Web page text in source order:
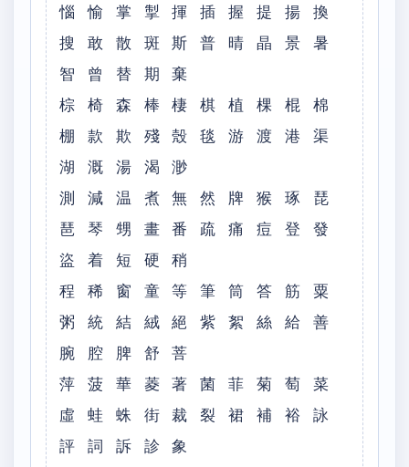
惱 愉 掌 掣 揮 插 握 提 揚 換
搜 敢 散 斑 斯 普 晴 晶 景 暑
智 曾 替 期 棄
棕 椅 森 棒 棲 棋 植 棵 棍 棉
棚 款 欺 殘 殼 毯 游 渡 港 渠
湖 溉 湯 渴 渺
測 減 温 煮 無 然 牌 猴 琢 琵
琶 琴 甥 畫 番 疏 痛 痘 登 發
盜 着 短 硬 稍
程 稀 窗 童 等 筆 筒 答 筋 粟
粥 統 結 絨 絕 紫 絮 絲 給 善
腕 腔 脾 舒 菩
萍 菠 華 菱 著 菌 菲 菊 萄 菜
虛 蛙 蛛 街 裁 裂 裙 補 裕 詠
評 詞 訴 診 象